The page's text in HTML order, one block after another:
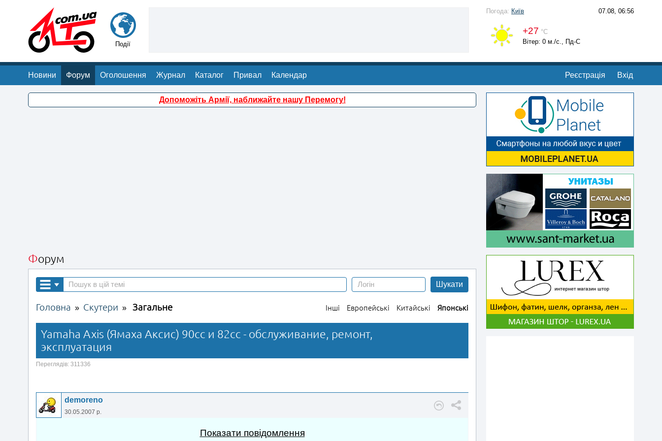
Події
Погода: Київ 07.08, 06:56
+27 °С
Вітер: 0 м./с., Пд-С
Новини Форум Оголошення Журнал Каталог Привал Календар Реєстрація Вхід
Допоможіть Армії, наближайте нашу Перемогу!
Форум
Шукати
Головна » Скутери » Загальне Інші Европейські Китайські Японські
Yamaha Axis (Ямаха Аксис) 90cc и 82cc - обслуживание, ремонт,
эксплуатация
Переглядів: 311336
demoreno
30.05.2007 р.
Показати повідомлення